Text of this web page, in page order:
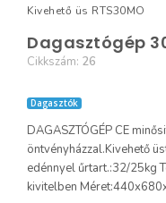
Kivehető üs RTS30MO
Dagasztógép
Cikkszám: 26
Dagasztók
DAGASZTÓGÉP CE
öntvényházzal.Kivehető
edénnyel űrtart.:32/25kg
kivitelben